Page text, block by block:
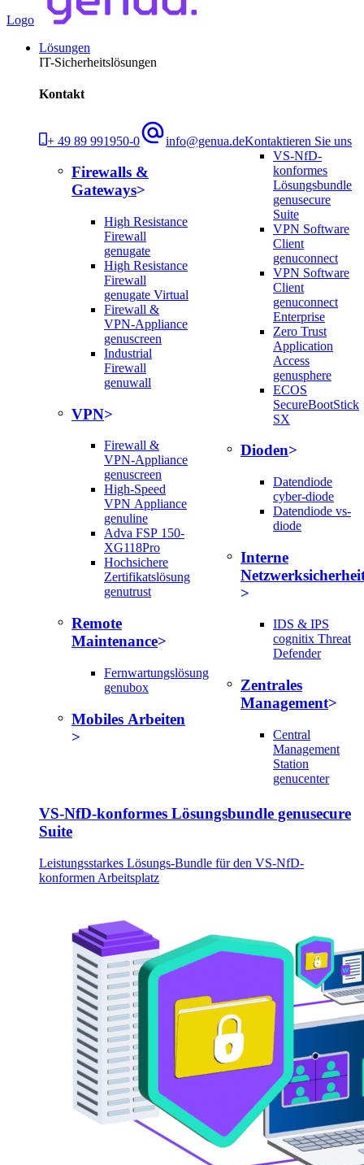
Logo
Lösungen
IT-Sicherheitslösungen
Kontakt
+ 49 89 991950-0 info@genua.deKontaktieren Sie uns
Firewalls &
Gateways
High Resistance
Firewall
genugate
High Resistance
Firewall
genugate Virtual
Firewall &
VPN-Appliance
genuscreen
Industrial
Firewall
genuwall
VPN
Firewall &
VPN-Appliance
genuscreen
High-Speed
VPN Appliance
genuline
Adva FSP 150-
XG118Pro
Hochsichere
Zertifikatslösung
genutrust
Remote
Maintenance
Fernwartungslösung
genubox
Mobiles Arbeiten
VS-NfD-
konformes
Lösungsbundle
genusecure
Suite
VPN Software
Client
genuconnect
VPN Software
Client
genuconnect
Enterprise
Zero Trust
Application
Access
genusphere
ECOS
SecureBootStick
SX
Dioden
Datendiode
cyber-diode
Datendiode vs-
diode
Interne
IDS & IPS
cognitix Threat
Defender
Zentrales
Management
Central
Management
Station
genucenter
VS-NfD-konformes Lösungsbundle genusecure
Suite
Leistungsstarkes Lösungs-Bundle für den VS-NfD-
konformen Arbeitsplatz